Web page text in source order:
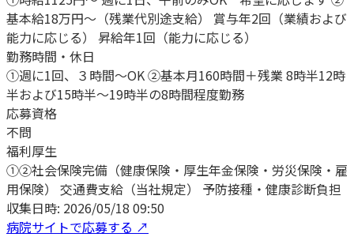
基本給18万円〜（残業代別途支給） 賞与年2回（業績および
能力に応じる） 昇給年1回（能力に応じる）
勤務時間・休日
①週に1回、３時間〜OK ②基本月160時間＋残業 8時半12時
半および15時半〜19時半の8時間程度勤務
応募資格
不問
福利厚生
①②社会保険完備（健康保険・厚生年金保険・労災保険・雇
用保険） 交通費支給（当社規定） 予防接種・健康診断負担
収集日時: 2026/05/18 09:50
病院サイトで応募する ↗